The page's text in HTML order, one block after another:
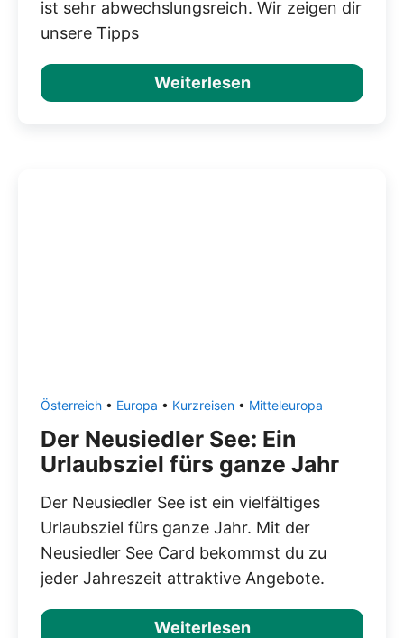
ist sehr abwechslungsreich. Wir zeigen dir
unsere Tipps
Weiterlesen
Österreich • Europa • Kurzreisen • Mitteleuropa
Der Neusiedler See: Ein
Urlaubsziel fürs ganze Jahr
Der Neusiedler See ist ein vielfältiges
Urlaubsziel fürs ganze Jahr. Mit der
Neusiedler See Card bekommst du zu
jeder Jahreszeit attraktive Angebote.
Weiterlesen